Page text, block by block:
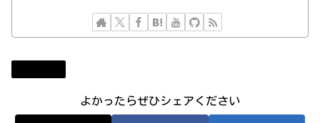
よかったらぜひシェアください